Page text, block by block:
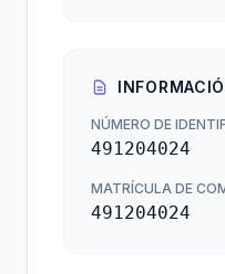
NÚMERO DE
491204024
MATRÍCULA DE
491204024